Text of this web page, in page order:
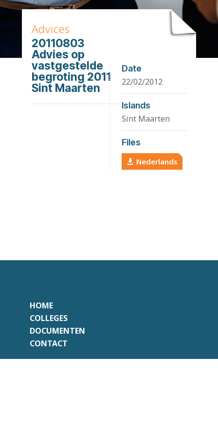
Advices
20110803
Advies op
vastgestelde
begroting 2011
Sint Maarten
Date
22/02/2012
Islands
Sint Maarten
Files
Nederlands
HOME
COLLEGES
DOCUMENTEN
CONTACT